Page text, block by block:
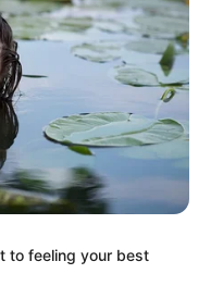
- Φωτογραφία αρχείου
έζησε τον
Εύβοιας, ένα
to feeling your best